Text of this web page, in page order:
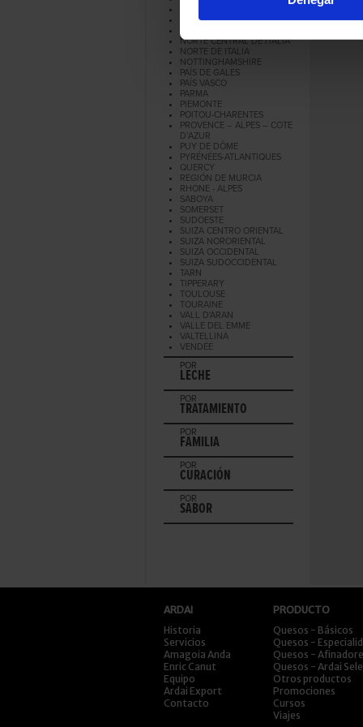
NAVARRA
NORTE CENTRAL DE ITALIA
NORTE DE ITALIA
NOTTINGHAMSHIRE
PAÍS DE GALES
PAÍS VASCO
PARMA
PIEMONTE
POITOU-CHARENTES
PROVENCE – ALPES – COTE
D’AZUR
PUY DE DÔME
PYRÉNÉES-ATLANTIQUES
QUERCY
REGIÓN DE MURCIA
RHONE - ALPES
SABOYA
SOMERSET
SUDOESTE
SUIZA CENTRO ORIENTAL
SUIZA NORORIENTAL
SUIZA OCCIDENTAL
SUIZA SUDOCCIDENTAL
TARN
TIPPERARY
TOULOUSE
TOURAINE
VALL D'ARAN
VALLE DEL EMME
VALTELLINA
VENDÉE
POR
LECHE
POR
TRATAMIENTO
POR
FAMILIA
POR
CURACIÓN
POR
SABOR
ARDAI
Historia
Servicios
Amagoia Anda
Enric Canut
Equipo
Ardai Export
Contacto
PRODUCTO
Quesos - Básicos
Quesos -
Quesos -
Quesos - Ardai
Otros productos
Promociones
Cursos
Viajes